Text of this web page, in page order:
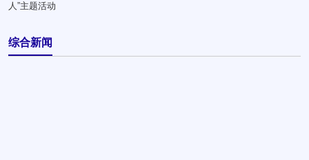
人”主题活动
综合新闻